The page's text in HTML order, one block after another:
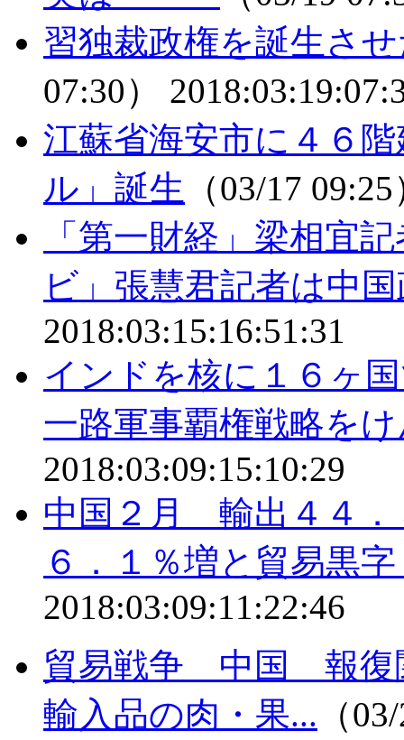
習独裁政権を誕生さ
07:30）
江蘇省海安市に４６
ル」誕生 （03/17
「第一財経」梁相宜
ビ」張慧君記者は中
2018:03:15:16:51:31
インドを核に１６ヶ
一路軍事覇権戦略を
2018:03:09:15:10:29
中国２月 輸出４４
６．１％増と貿易黒
2018:03:09:11:22:46
貿易戦争 中国 報復
輸入品の肉・果... （